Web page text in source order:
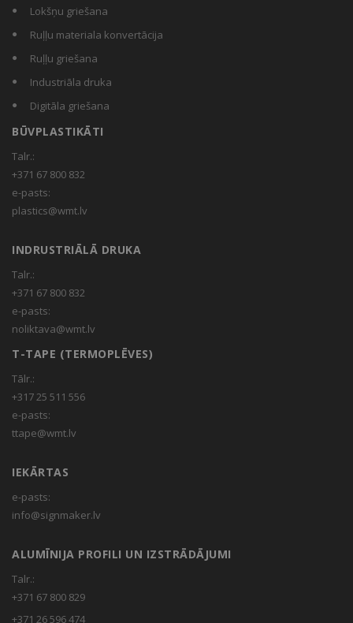
Lokšņu griešana
Ruļļu materiala konvertācija
Ruļļu griešana
Industriāla druka
Digitāla griešana
BŪVPLASTIKĀTI
Talr.:
+371 67 800 832
e-pasts:
plastics@wmt.lv
INDRUSTRIĀLĀ DRUKA
Talr.:
+371 67 800 832
e-pasts:
noliktava@wmt.lv
T-TAPE (TERMOPLĒVES)
Tālr.:
+317 25 511 556
e-pasts:
ttape@wmt.lv
IEKĀRTAS
e-pasts:
info@signmaker.lv
ALUMĪNIJA PROFILI UN IZSTRĀDĀJUMI
Talr.:
+371 67 800 829
+371 26 596 474